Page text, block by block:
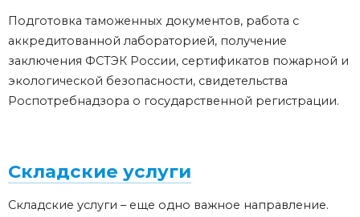
Подготовка таможенных документов, работа с
аккредитованной лабораторией, получение
заключения ФСТЭК России, сертификатов пожарной и
экологической безопасности, свидетельства
Роспотребнадзора о государственной регистрации.
Складские услуги
Складские услуги – еще одно важное направление.